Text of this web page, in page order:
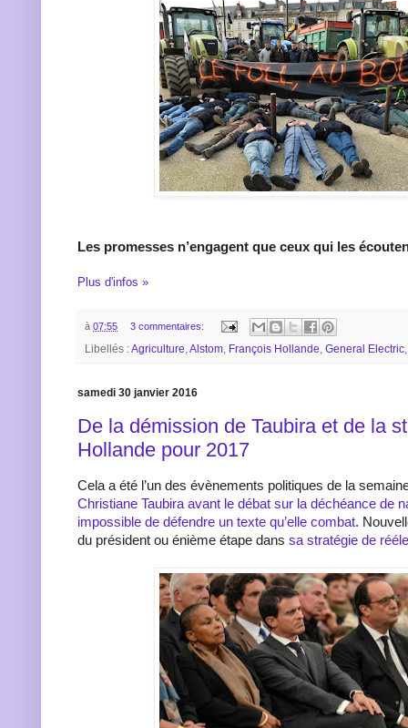
Les promesses n’engagent que ceux qui les
Plus d'infos »
à 07:55 3 commentaires:
Libellés :Agriculture,Alstom, François Hollande, General Electric
samedi 30 janvier 2016
De la démission de Taubira et de la
Hollande pour 2017
Cela a été l’un des évènements politiques de la
Christiane Taubira avant le débat sur la déchéance de
impossible de défendre un texte qu’elle combat.
du président ou énième étape dans sa stratégie de